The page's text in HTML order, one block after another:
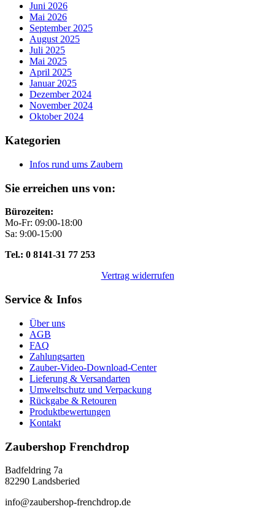
Juni 2026
Mai 2026
September 2025
August 2025
Juli 2025
Mai 2025
April 2025
Januar 2025
Dezember 2024
November 2024
Oktober 2024
Kategorien
Infos rund ums Zaubern
Sie erreichen uns von:
Bürozeiten:
Mo-Fr: 09:00-18:00
Sa: 9:00-15:00
Tel.: 0 8141-31 77 253
Vertrag widerrufen
Service & Infos
Über uns
AGB
FAQ
Zahlungsarten
Zauber-Video-Download-Center
Lieferung & Versandarten
Umweltschutz und Verpackung
Rückgabe & Retouren
Produktbewertungen
Kontakt
Zaubershop Frenchdrop
Badfeldring 7a
82290 Landsberied
info@zaubershop-frenchdrop.de